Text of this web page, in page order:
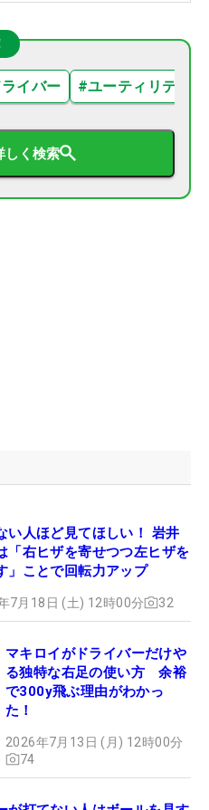
ライバー #ユーティリティ
しく検索
い人ほど見てほしい！ 岩井
「右ヒザを寄せつつ左ヒザを
」ことで回転力アップ
7月18日 (土) 12時00分 32
マキロイがドライバーだけや
る独特な右足の使い方 余裕
で300y飛ぶ理由がわかっ
た！
2026年7月13日 (月) 12時00分
74